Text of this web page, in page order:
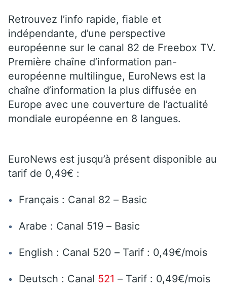
Retrouvez l’info rapide, fiable et
indépendante, d’une perspective
européenne sur le canal 82 de Freebox TV.
Première chaîne d’information pan-
européenne multilingue, EuroNews est la
chaîne d’information la plus diffusée en
Europe avec une couverture de l’actualité
mondiale européenne en 8 langues.
EuroNews est jusqu’à présent disponible au
tarif de 0,49€ :
Français : Canal 82 – Basic
Arabe : Canal 519 – Basic
English : Canal 520 – Tarif : 0,49€/mois
Deutsch : Canal 521 – Tarif : 0,49€/mois